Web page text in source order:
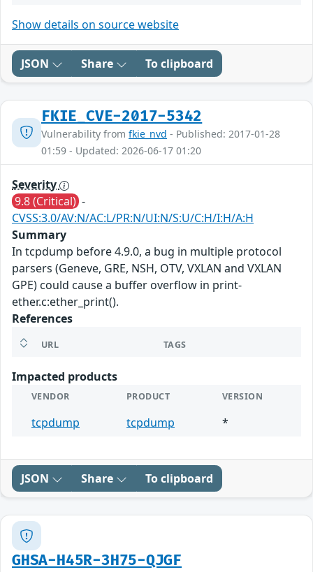
Show details on source website
JSON Share To clipboard
FKIE_CVE-2017-5342
Vulnerability from fkie_nvd - Published: 2017-01-28
01:59 - Updated: 2026-06-17 01:20
Severity
9.8 (Critical) -
CVSS:3.0/AV:N/AC:L/PR:N/UI:N/S:U/C:H/I:H/A:H
Summary
In tcpdump before 4.9.0, a bug in multiple protocol
parsers (Geneve, GRE, NSH, OTV, VXLAN and VXLAN
GPE) could cause a buffer overflow in print-
ether.c:ether_print().
References
URL TAGS
Impacted products
VENDOR PRODUCT VERSION
tcpdump tcpdump *
JSON Share To clipboard
GHSA-H45R-3H75-QJGF